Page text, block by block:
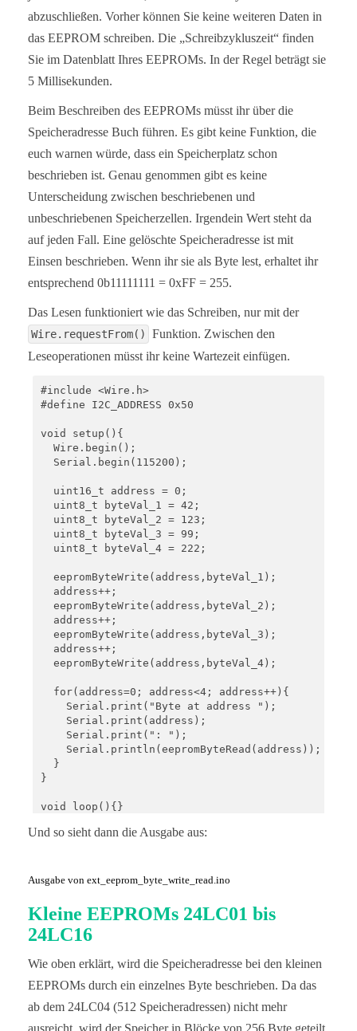
abzuschließen. Vorher können Sie keine weiteren Daten in
das EEPROM schreiben. Die „Schreibzykluszeit“ finden
Sie im Datenblatt Ihres EEPROMs. In der Regel beträgt sie
5 Millisekunden.
Beim Beschreiben des EEPROMs müsst ihr über die
Speicheradresse Buch führen. Es gibt keine Funktion, die
euch warnen würde, dass ein Speicherplatz schon
beschrieben ist. Genau genommen gibt es keine
Unterscheidung zwischen beschriebenen und
unbeschriebenen Speicherzellen. Irgendein Wert steht da
auf jeden Fall. Eine gelöschte Speicheradresse ist mit
Einsen beschrieben. Wenn ihr sie als Byte lest, erhaltet ihr
entsprechend 0b11111111 = 0xFF = 255.
Das Lesen funktioniert wie das Schreiben, nur mit der
Wire.requestFrom()
Funktion. Zwischen den
Leseoperationen müsst ihr keine Wartezeit einfügen.
#include <Wire.h>
#define I2C_ADDRESS 0x50
void setup(){
  Wire.begin();
  Serial.begin(115200);
  uint16_t address = 0;
  uint8_t byteVal_1 = 42;
  uint8_t byteVal_2 = 123;
  uint8_t byteVal_3 = 99;
  uint8_t byteVal_4 = 222;
  eepromByteWrite(address,byteVal_1);
  address++;
  eepromByteWrite(address,byteVal_2);
  address++;
  eepromByteWrite(address,byteVal_3);
  address++;
  eepromByteWrite(address,byteVal_4);
  for(address=0; address<4; address++){
    Serial.print("Byte at address ");
    Serial.print(address);
    Serial.print(": ");
    Serial.println(eepromByteRead(address));
  }
}
void loop(){}
void eepromByteWrite(uint16_t addr, uint8_t
  Wire.write((uint8_t)(addr & 0xFF));
  Wire.endTransmission();
  delay(5); // important!
}
uint8_t eepromByteRead(uint16_t addr){
  uint8_t byteToRead;
  Wire.beginTransmission(I2C_ADDRESS);
  Wire.write((uint8_t)(addr >> 8));
Und so sieht dann die Ausgabe aus:
Ausgabe von ext_eeprom_byte_write_read.ino
Kleine EEPROMs 24LC01 bis
24LC16
Wie oben erklärt, wird die Speicheradresse bei den kleinen
EEPROMs durch ein einzelnes Byte beschrieben. Da das
ab dem 24LC04 (512 Speicheradressen) nicht mehr
ausreicht, wird der Speicher in Blöcke von 256 Byte geteilt,